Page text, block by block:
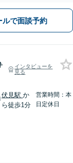
ルで面談予約
インタビューを
見る
伏見駅 か
ら徒歩1分
営業時間：本
日定休日